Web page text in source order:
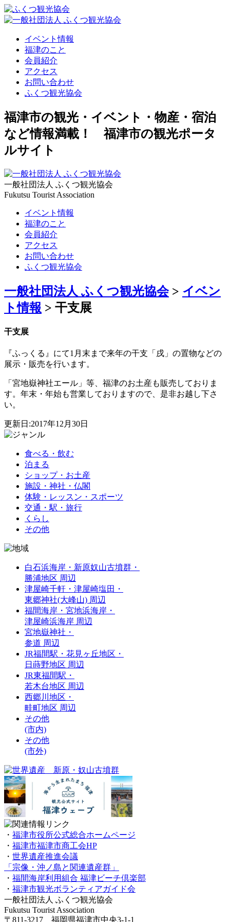
イベント情報
福津のこと
会員紹介
アクセス
お問い合わせ
ふくつ観光協会
福津市の観光・イベント・物産・宿泊
など情報満載！ 福津市の観光ポータ
ルサイト
一般社団法人 ふくつ観光協会
Fukutsu Tourist Association
イベント情報
福津のこと
会員紹介
アクセス
お問い合わせ
ふくつ観光協会
一般社団法人 ふくつ観光協会> イベン
ト情報 > 干支展
干支展
『ふっくる』にて1月末まで来年の干支「戌」の置物などの
展示・販売を行います。
「宮地嶽神社エール」等、福津のお土産も販売しておりま
す。年末・年始も営業しておりますので、是非お越し下さ
い。
更新日:2017年12月30日
食べる・飲む
泊まる
ショップ・お土産
施設・神社・仏閣
体験・レッスン・スポーツ
交通・駅・旅行
くらし
その他
白石浜海岸・新原奴山古墳群・
勝浦地区 周辺
津屋崎千軒・津屋崎塩田・
東郷神社(大峰山) 周辺
福間海岸・宮地浜海岸・
津屋崎浜海岸 周辺
宮地嶽神社・
参道 周辺
JR福間駅・花見ヶ丘地区・
日蒔野地区 周辺
JR東福間駅・
若木台地区 周辺
西郷川地区・
畦町地区 周辺
その他
(市内)
その他
(市外)
・ 福津市役所公式総合ホームページ
・ 福津市福津市商工会HP
・ 世界遺産推進会議
「宗像・沖ノ島と関連遺産群」
・ 福間海岸利用組合 福津ビーチ倶楽部
・ 福津市観光ボランティアガイド会
一般社団法人 ふくつ観光協会
Fukutsu Tourist Association
〒811-3217 福岡県福津市中央3-1-1